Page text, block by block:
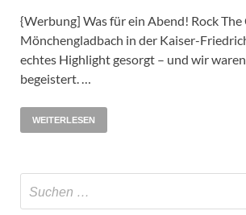
{Werbung] Was für ein Abend! Rock The
Mönchengladbach in der Kaiser-
echtes Highlight gesorgt – und wir
begeistert. …
WEITERLESEN